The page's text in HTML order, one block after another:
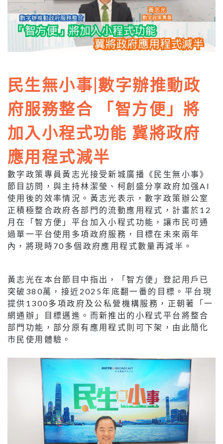
民生無小事|數字辦推動政
府服務整合 「智方便」將
加入小程式功能 冀將政府
應用程式減半
數字政策專員黃志光接受新城廣播《民生無小事》
節目訪問，與主持林潔瑩、柯創盛分享政府加强AI
使用後的效率情況。黃志光表示，數字政策辦公室
正積極整合政府各部門的流動應用程式，計畫於12
月在「智方便」平台加入小程式功能，讓市民可通
過單一平台使用多項政府服務，目標在未來兩年
內，將現時70多個政府應用程式數量再減半。
黃志光在本台節目中指出，「智方便」登記用戶已
突破380萬，接近2025年底翻一番的目標。平台現
提供1300多項政府及公私營機構服務，正朝著「一
網通辦」目標邁進。而新推出的小程式平台將整合
部門功能，部分原有應用程式則可下架，由此簡化
市民使用體驗。